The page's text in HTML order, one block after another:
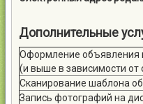
Дополнительные
Оформление объявления
(и выше в зависимости от
Сканирование шаблона
Запись фотографий на